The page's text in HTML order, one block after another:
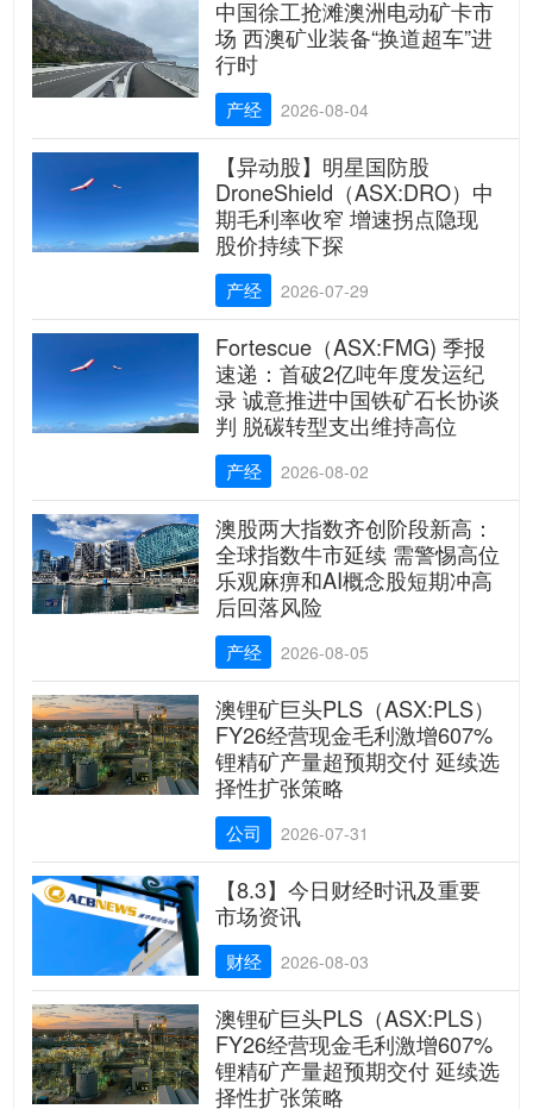
中国徐工抢滩澳洲电动矿卡市
场 西澳矿业装备“换道超车”进
行时
产经 2026-08-04
【异动股】明星国防股
DroneShield（ASX:DRO）中
期毛利率收窄 增速拐点隐现
股价持续下探
产经 2026-07-29
Fortescue（ASX:FMG) 季报
速递：首破2亿吨年度发运纪
录 诚意推进中国铁矿石长协谈
判 脱碳转型支出维持高位
产经 2026-08-02
澳股两大指数齐创阶段新高：
全球指数牛市延续 需警惕高位
乐观麻痹和AI概念股短期冲高
后回落风险
产经 2026-08-05
澳锂矿巨头PLS（ASX:PLS）
FY26经营现金毛利激增607%
锂精矿产量超预期交付 延续选
择性扩张策略
公司 2026-07-31
【8.3】今日财经时讯及重要
市场资讯
财经 2026-08-03
澳锂矿巨头PLS（ASX:PLS）
FY26经营现金毛利激增607%
锂精矿产量超预期交付 延续选
择性扩张策略